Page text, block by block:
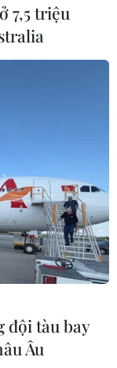
7,5 triệu
đội tàu bay
Âu